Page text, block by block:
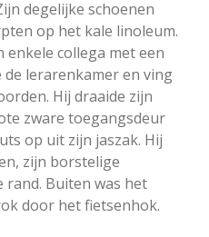
degelijke schoenen
op het kale linoleum.
collega met een
lerarenkamer en ving
Hij draaide zijn
zware toegangsdeur
op uit zijn jaszak. Hij
zijn borstelige
Buiten was het
door het fietsenhok.